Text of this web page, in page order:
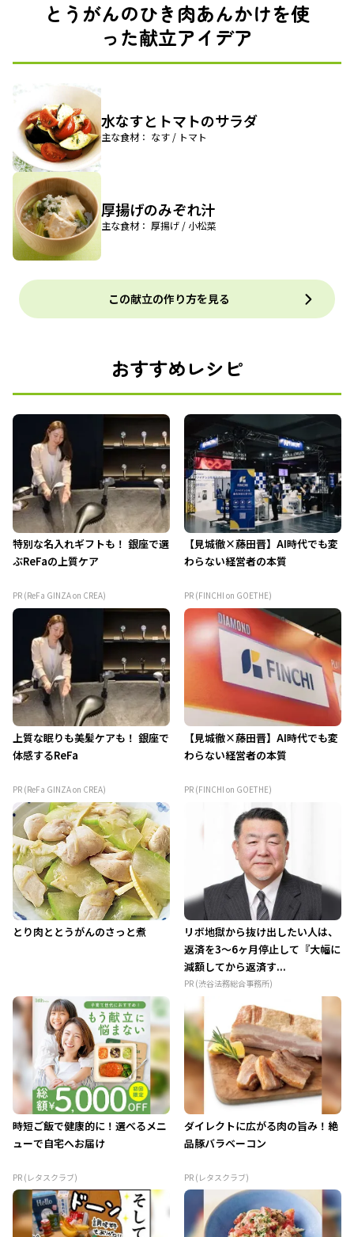
とうがんのひき肉あんかけを使
った献立アイデア
水なすとトマトのサラダ
主な食材： なす / トマト
厚揚げのみぞれ汁
主な食材： 厚揚げ / 小松菜
この献立の作り方を見る
おすすめレシピ
特別な名入れギフトも！ 銀座で選
ぶReFaの上質ケア
PR (ReFa GINZA on CREA)
【見城徹×藤田晋】AI時代でも変
わらない経営者の本質
PR (FINCHI on GOETHE)
上質な眠りも美髪ケアも！ 銀座で
体感するReFa
PR (ReFa GINZA on CREA)
【見城徹×藤田晋】AI時代でも変
わらない経営者の本質
PR (FINCHI on GOETHE)
とり肉ととうがんのさっと煮
リボ地獄から抜け出したい人は、
返済を3～6ヶ月停止して『大幅に
減額してから返済す...
PR (渋谷法務総合事務所)
時短ご飯で健康的に！選べるメニ
ューで自宅へお届け
PR (レタスクラブ)
ダイレクトに広がる肉の旨み！絶
品豚バラベーコン
PR (レタスクラブ)